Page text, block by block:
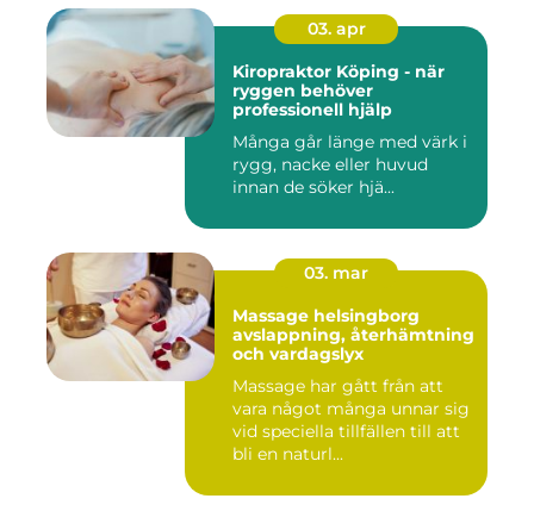
03. apr
Kiropraktor Köping - när
ryggen behöver
professionell hjälp
Många går länge med värk i
rygg, nacke eller huvud
innan de söker hjä...
03. mar
Massage helsingborg
avslappning, återhämtning
och vardagslyx
Massage har gått från att
vara något många unnar sig
vid speciella tillfällen till att
bli en naturl...